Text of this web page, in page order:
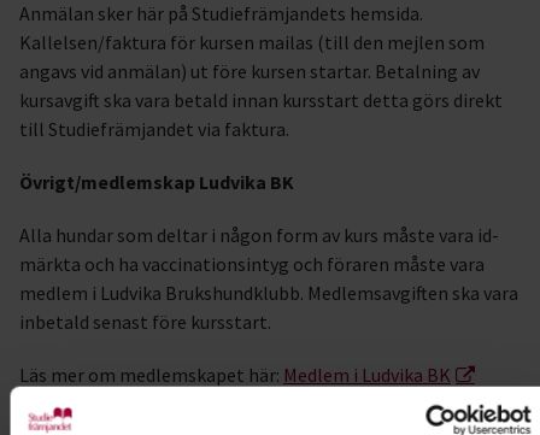
Anmälan sker här på Studiefrämjandets hemsida.
Kallelsen/faktura för kursen mailas (till den mejlen som
angavs vid anmälan) ut före kursen startar. Betalning av
kursavgift ska vara betald innan kursstart detta görs direkt
till Studiefrämjandet via faktura.
Övrigt/medlemskap Ludvika BK
Alla hundar som deltar i någon form av kurs måste vara id-
märkta och ha vaccinationsintyg och föraren måste vara
medlem i Ludvika Brukshundklubb. Medlemsavgiften ska vara
inbetald senast före kursstart.
Läs mer om medlemskapet här: Medlem i Ludvika BK
Frågor? Kontakta Ludvika BK på utbildning@ludvikabk.se